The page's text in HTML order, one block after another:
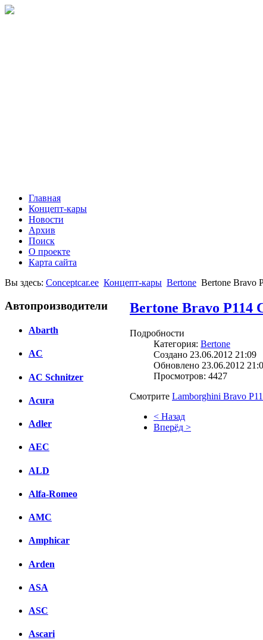
Главная
Концепт-кары
Новости
Архив
Поиск
О проекте
Карта сайта
Вы здесь: Conceptcar.ee Концепт-кары Bertone Bertone Bravo
Автопроизводители
Abarth
AC
AC Schnitzer
Acura
Adler
AEC
ALD
Alfa-Romeo
AMC
Amphicar
Arden
ASA
ASC
Ascari
Bertone Bravo P114
Подробности
Категория: Bertone
Создано 23.06.2012 21:09
Обновлено 23.06.2012
Просмотров: 4427
Смотрите Lamborghini Bravo
< Назад
Вперёд >